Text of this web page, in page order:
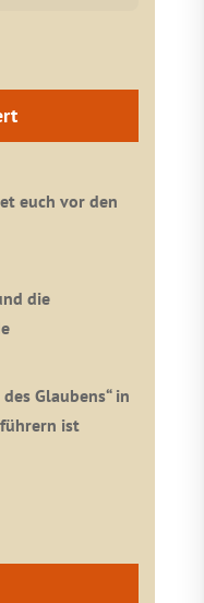
euch vor den
die
Glaubens“ in
ist